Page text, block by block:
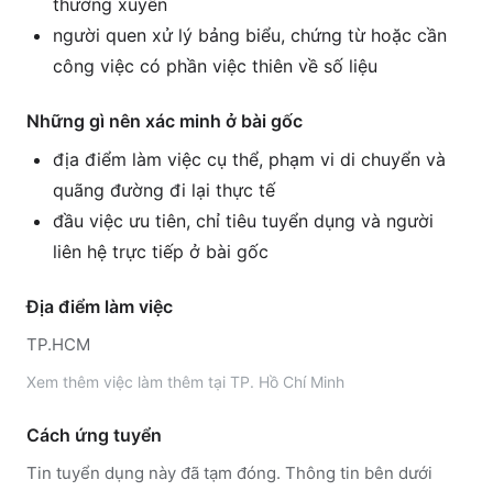
thường xuyên
người quen xử lý bảng biểu, chứng từ hoặc cần
công việc có phần việc thiên về số liệu
Những gì nên xác minh ở bài gốc
địa điểm làm việc cụ thể, phạm vi di chuyển và
quãng đường đi lại thực tế
đầu việc ưu tiên, chỉ tiêu tuyển dụng và người
liên hệ trực tiếp ở bài gốc
Địa điểm làm việc
TP.HCM
Xem thêm việc làm thêm tại TP. Hồ Chí Minh
Cách ứng tuyển
Tin tuyển dụng này đã tạm đóng. Thông tin bên dưới